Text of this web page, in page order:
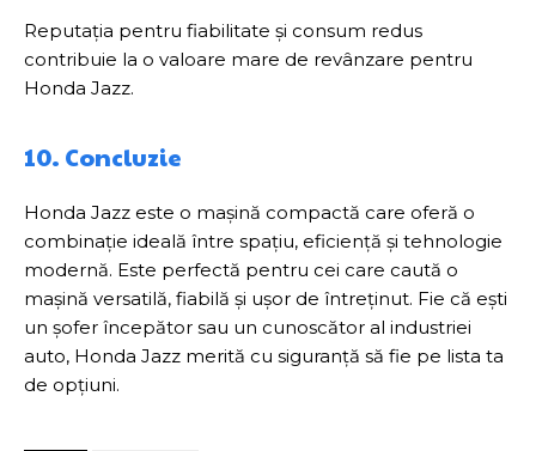
Reputația pentru fiabilitate și consum redus
contribuie la o valoare mare de revânzare pentru
Honda Jazz.
10. Concluzie
Honda Jazz este o mașină compactă care oferă o
combinație ideală între spațiu, eficiență și tehnologie
modernă. Este perfectă pentru cei care caută o
mașină versatilă, fiabilă și ușor de întreținut. Fie că ești
un șofer începător sau un cunoscător al industriei
auto, Honda Jazz merită cu siguranță să fie pe lista ta
de opțiuni.